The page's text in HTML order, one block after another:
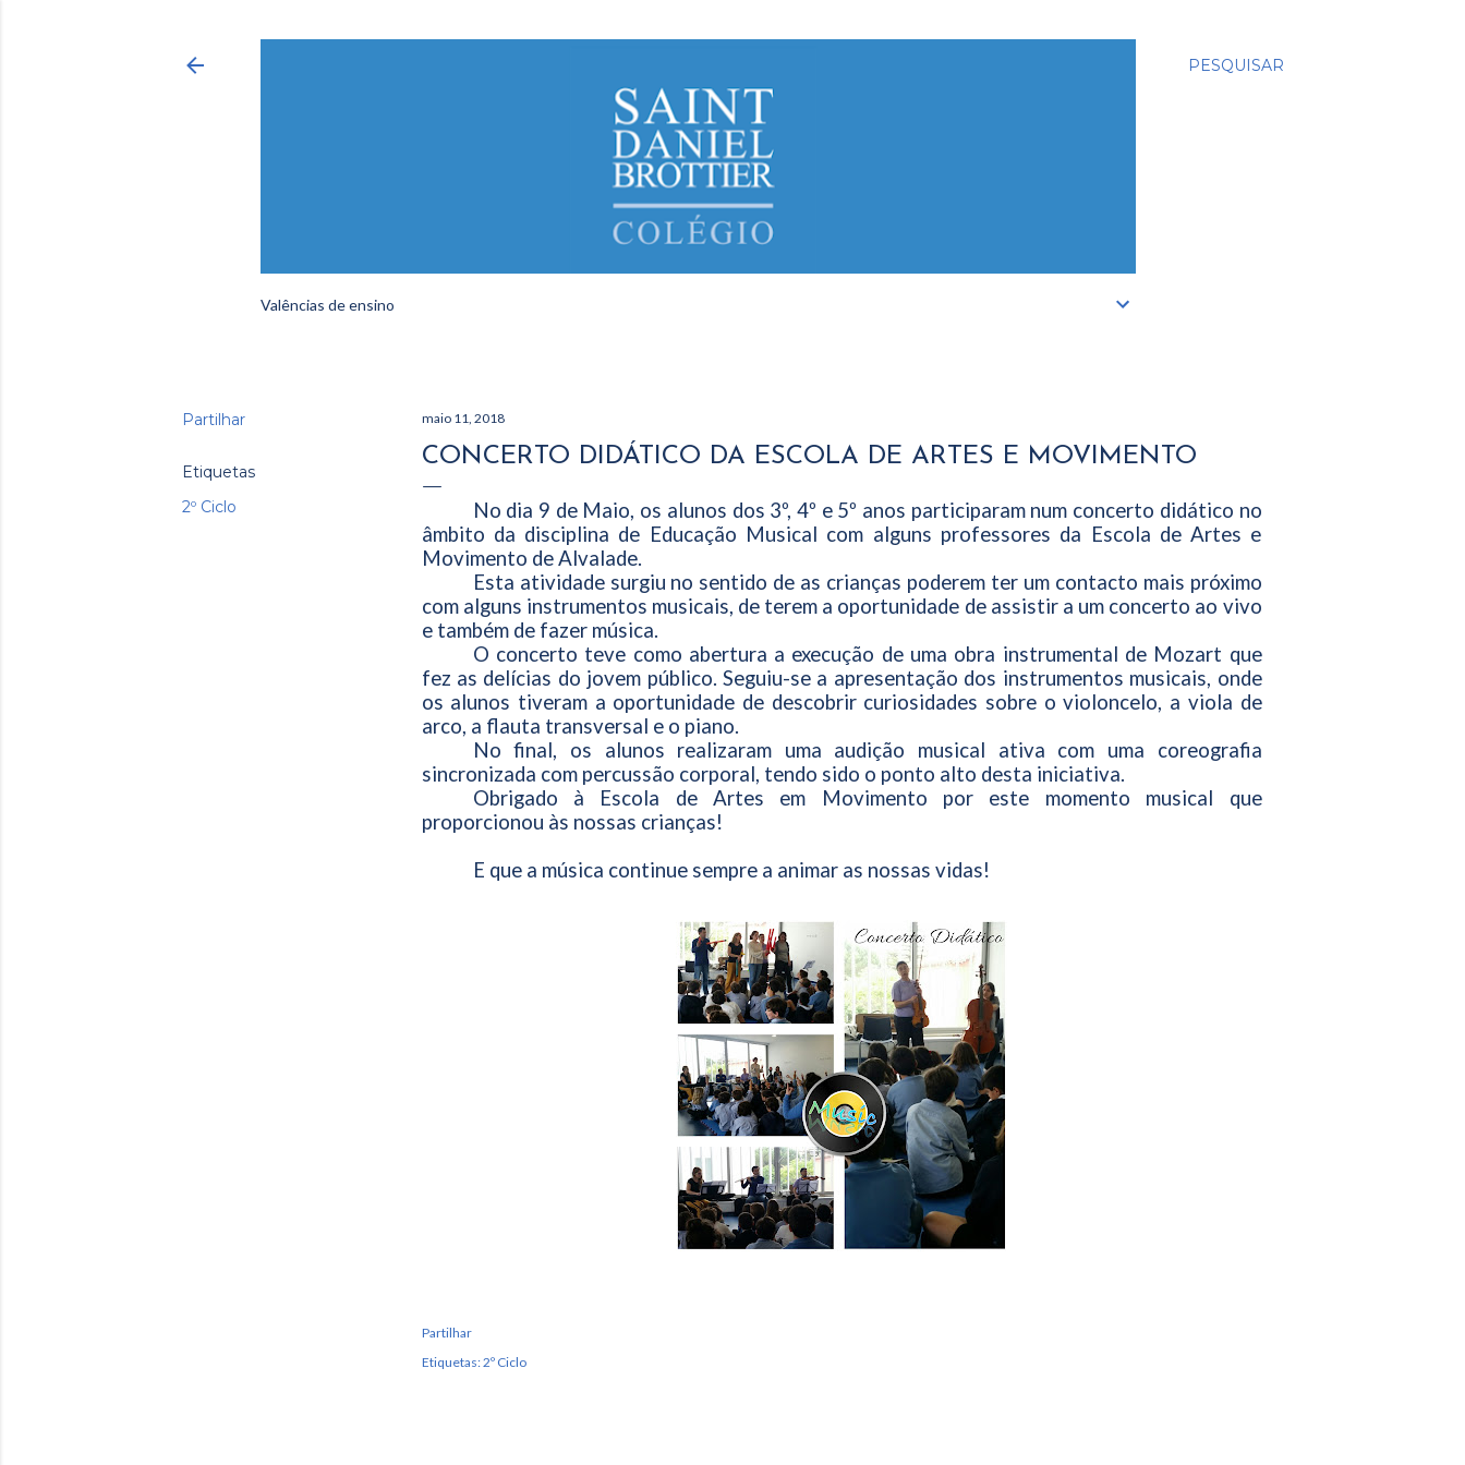
PESQUISAR
Valências de ensino
Partilhar
Etiquetas
2º Ciclo
maio 11, 2018
CONCERTO DIDÁTICO DA ESCOLA DE ARTES E MOVIMENTO
No dia 9 de Maio, os alunos dos 3º, 4º e 5º anos participaram num concerto didático no
âmbito da disciplina de Educação Musical com alguns professores da Escola de Artes e
Movimento de Alvalade.
Esta atividade surgiu no sentido de as crianças poderem ter um contacto mais próximo
com alguns instrumentos musicais, de terem a oportunidade de assistir a um concerto ao vivo
e também de fazer música.
O concerto teve como abertura a execução de uma obra instrumental de Mozart que
fez as delícias do jovem público. Seguiu-se a apresentação dos instrumentos musicais, onde
os alunos tiveram a oportunidade de descobrir curiosidades sobre o violoncelo, a viola de
arco, a flauta transversal e o piano.
No final, os alunos realizaram uma audição musical ativa com uma coreografia
sincronizada com percussão corporal, tendo sido o ponto alto desta iniciativa.
Obrigado à Escola de Artes em Movimento por este momento musical que
proporcionou às nossas crianças!
E que a música continue sempre a animar as nossas vidas!
Partilhar
Etiquetas:2º Ciclo